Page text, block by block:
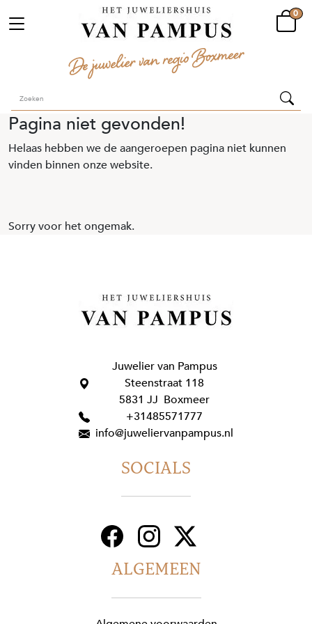
0
Pagina niet gevonden!
Helaas hebben we de aangeroepen pagina niet kunnen
vinden binnen onze website.
Sorry voor het ongemak.
Juwelier van Pampus
Steenstraat 118
5831 JJ Boxmeer
+31485571777
info@juweliervanpampus.nl
ALGEMEEN
SOCIALS